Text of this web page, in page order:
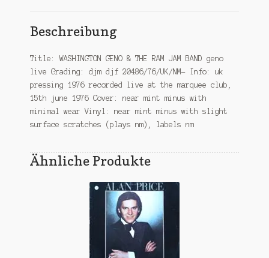
Beschreibung
Title: WASHINGTON GENO & THE RAM JAM BAND geno
live Grading: djm djf 20486/76/UK/NM- Info: uk
pressing 1976 recorded live at the marquee club,
15th june 1976 Cover: near mint minus with
minimal wear Vinyl: near mint minus with slight
surface scratches (plays nm), labels nm
Ähnliche Produkte